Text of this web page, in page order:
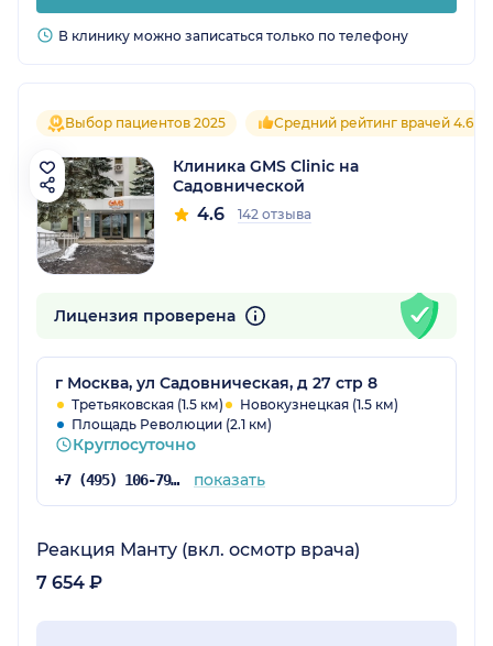
В клинику можно записаться только по телефону
Выбор пациентов 2025 Средний рейтинг врачей 4.6
Клиника GMS Clinic на
Садовнической
4.6 142 отзыва
Лицензия проверена
г Москва, ул Садовническая, д 27 стр 8
Третьяковская (1.5 км)
Новокузнецкая (1.5 км)
Площадь Революции (2.1 км)
Круглосуточно
+7 (495) 106-79-84 показать
Реакция Манту (вкл. осмотр врача)
7 654 ₽